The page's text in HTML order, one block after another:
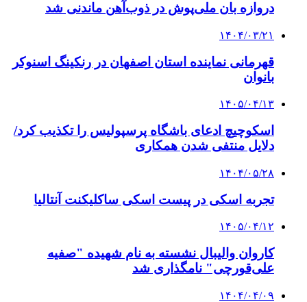
دروازه بان ملی‌پوش در ذوب‌آهن ماندنی شد
۱۴۰۴/۰۳/۲۱
قهرمانی نماینده استان اصفهان در رنکینگ اسنوکر
بانوان
۱۴۰۵/۰۴/۱۳
اسکوچیچ ادعای باشگاه پرسپولیس را تکذیب کرد/
دلایل منتفی شدن همکاری
۱۴۰۴/۰۵/۲۸
تجربه اسکی در پیست اسکی ساکلیکنت آنتالیا
۱۴۰۵/۰۴/۱۲
کاروان والیبال نشسته به نام شهیده "صفیه
علی‌قورچی" نامگذاری شد
۱۴۰۴/۰۴/۰۹